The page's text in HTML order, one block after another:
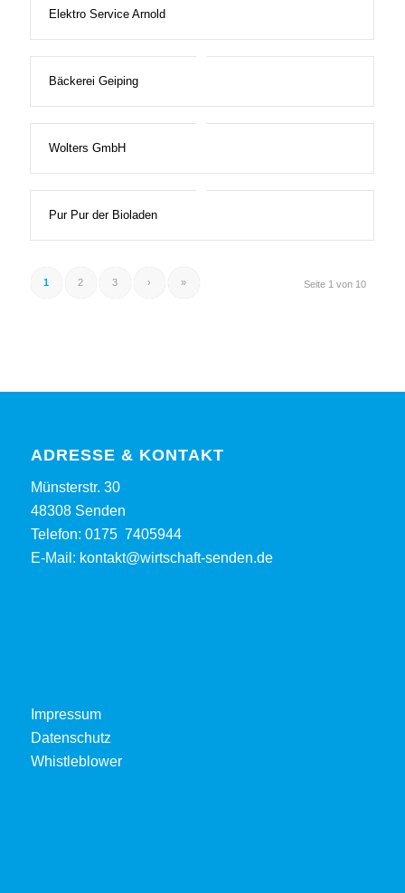
Elektro Service Arnold
Bäckerei Geiping
Wolters GmbH
Pur Pur der Bioladen
Seite 1 von 10
1 2 3 › »
ADRESSE & KONTAKT
Münsterstr. 30
48308 Senden
Telefon: 0175 7405944
E-Mail: kontakt@wirtschaft-senden.de
Impressum
Datenschutz
Whistleblower